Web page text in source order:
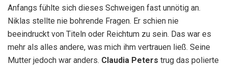
Anfangs fühlte sich dieses Schweigen fast unnötig an.
Niklas stellte nie bohrende Fragen. Er schien nie
beeindruckt von Titeln oder Reichtum zu sein. Das war es
mehr als alles andere, was mich ihm vertrauen ließ. Seine
Mutter jedoch war anders. Claudia Peters trug das polierte